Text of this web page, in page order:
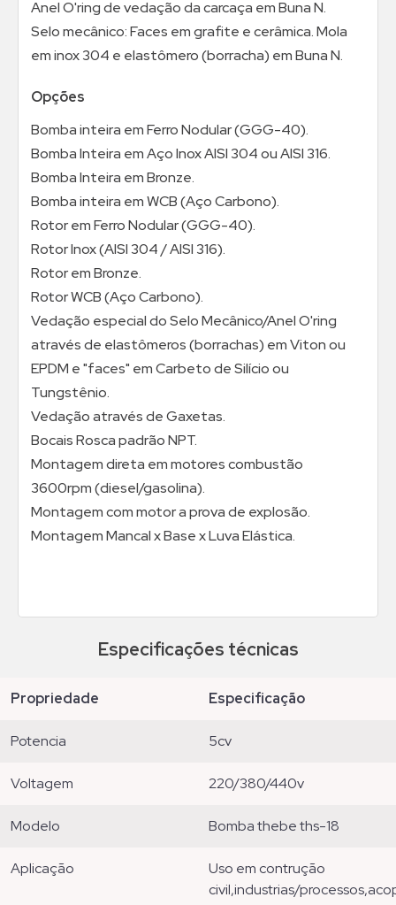
Anel O'ring de vedação da carcaça em Buna N.
Selo mecânico: Faces em grafite e cerâmica. Mola
em inox 304 e elastômero (borracha) em Buna N.
Opções
Bomba inteira em Ferro Nodular (GGG-40).
Bomba Inteira em Aço Inox AISI 304 ou AISI 316.
Bomba Inteira em Bronze.
Bomba inteira em WCB (Aço Carbono).
Rotor em Ferro Nodular (GGG-40).
Rotor Inox (AISI 304 / AISI 316).
Rotor em Bronze.
Rotor WCB (Aço Carbono).
Vedação especial do Selo Mecânico/Anel O'ring
através de elastômeros (borrachas) em Viton ou
EPDM e "faces" em Carbeto de Silício ou
Tungstênio.
Vedação através de Gaxetas.
Bocais Rosca padrão NPT.
Montagem direta em motores combustão
3600rpm (diesel/gasolina).
Montagem com motor a prova de explosão.
Montagem Mancal x Base x Luva Elástica.
Especificações técnicas
propriedade especificação
potencia 5cv
voltagem 220/380/440v
modelo bomba thebe ths-18
aplicação
uso em contrução
civil,industrias/